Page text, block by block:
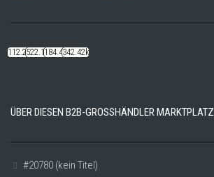
112.22k522.14k184.48k342.42k
ÜBER DIESEN B2B-GROSSHÄNDLER MARKTPLATZ
#20780 (kein Titel)